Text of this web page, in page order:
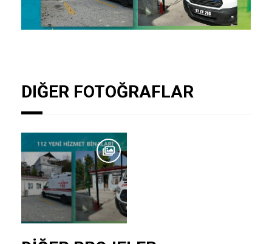
DIĞER FOTOĞRAFLAR